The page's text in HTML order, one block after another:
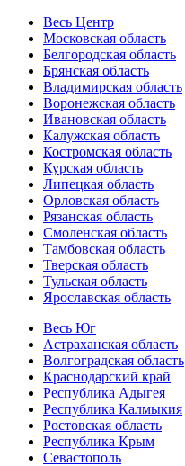
Весь Центр
Московская область
Белгородская область
Брянская область
Владимирская область
Воронежская область
Ивановская область
Калужская область
Костромская область
Курская область
Липецкая область
Орловская область
Рязанская область
Смоленская область
Тамбовская область
Тверская область
Тульская область
Ярославская область
Весь Юг
Астраханская область
Волгоградская область
Краснодарский край
Республика Адыгея
Республика Калмыкия
Ростовская область
Республика Крым
Севастополь